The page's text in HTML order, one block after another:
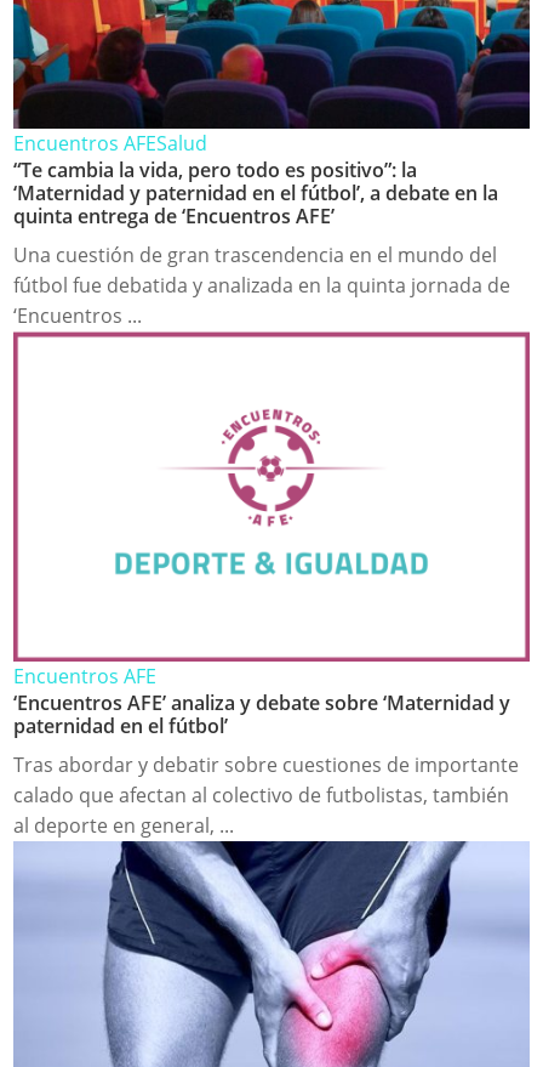
Encuentros AFESalud
“Te cambia la vida, pero todo es positivo”: la
‘Maternidad y paternidad en el fútbol’, a debate en la
quinta entrega de ‘Encuentros AFE’
Una cuestión de gran trascendencia en el mundo del
fútbol fue debatida y analizada en la quinta jornada de
‘Encuentros ...
Encuentros AFE
‘Encuentros AFE’ analiza y debate sobre ‘Maternidad y
paternidad en el fútbol’
Tras abordar y debatir sobre cuestiones de importante
calado que afectan al colectivo de futbolistas, también
al deporte en general, ...